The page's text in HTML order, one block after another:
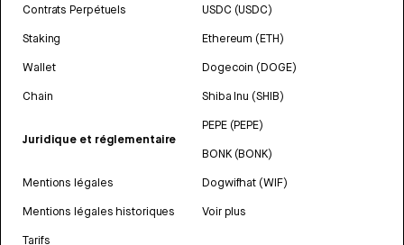
Contrats Perpétuels
Staking
Wallet
Chain
Juridique et réglementaire
Mentions légales
Mentions légales historiques
Tarifs
USDC (USDC)
Ethereum (ETH)
Dogecoin (DOGE)
Shiba Inu (SHIB)
PEPE (PEPE)
BONK (BONK)
Dogwifhat (WIF)
Voir plus